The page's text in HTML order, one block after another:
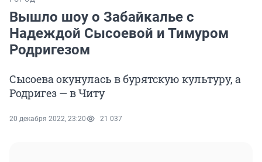
Вышло шоу о Забайкалье с
Надеждой Сысоевой и Тимуром
Родригезом
Сысоева окунулась в бурятскую культуру, а
Родригез — в Читу
20 декабря 2022, 23:20 21 037